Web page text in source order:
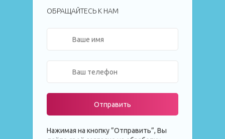
ОБРАЩАЙТЕСЬ К НАМ
Отправить
Нажимая на кнопку ”Отправить”, Вы